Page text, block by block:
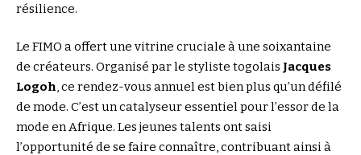
résilience.
Le FIMO a offert une vitrine cruciale à une soixantaine
de créateurs. Organisé par le styliste togolais Jacques
Logoh, ce rendez-vous annuel est bien plus qu’un défilé
de mode. C’est un catalyseur essentiel pour l’essor de la
mode en Afrique. Les jeunes talents ont saisi
l’opportunité de se faire connaître, contribuant ainsi à